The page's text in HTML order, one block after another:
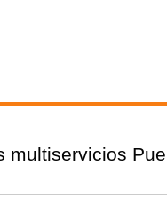
multiservicios